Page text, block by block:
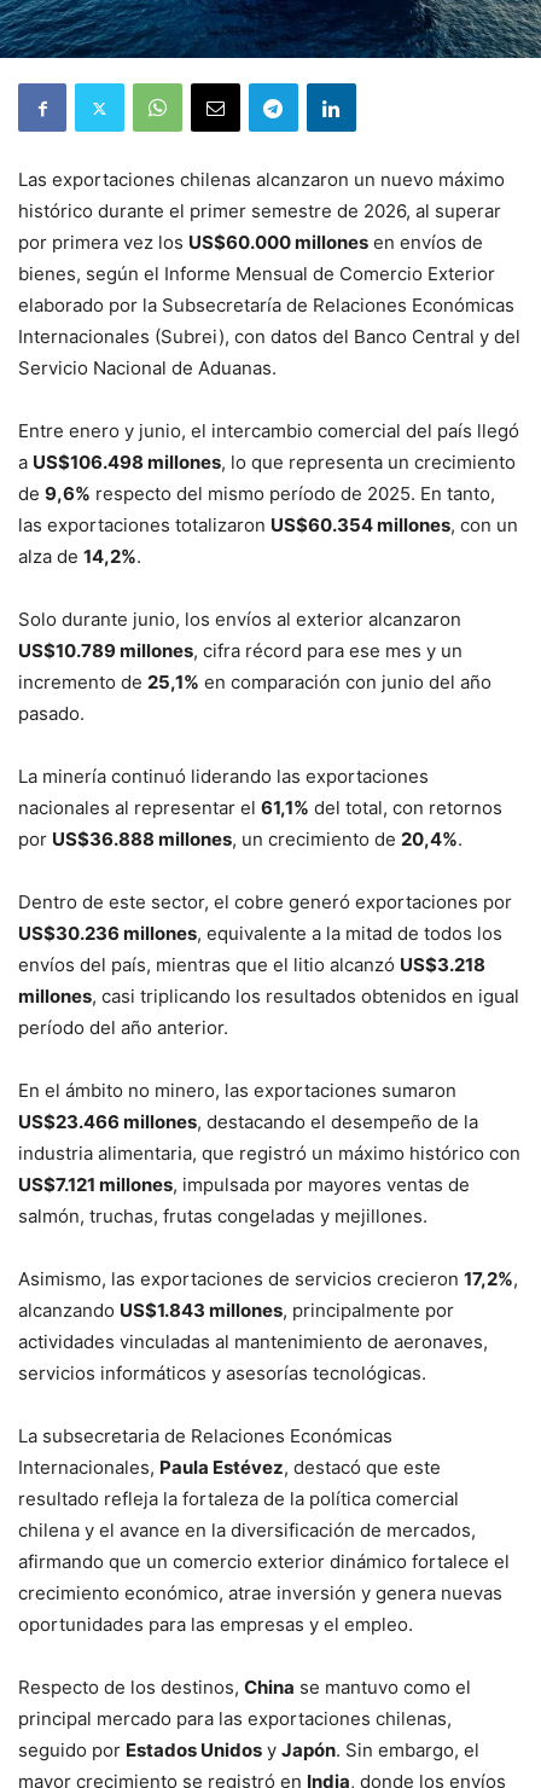
Las exportaciones chilenas alcanzaron un nuevo máximo
histórico durante el primer semestre de 2026, al superar
por primera vez los US$60.000 millones en envíos de
bienes, según el Informe Mensual de Comercio Exterior
elaborado por la Subsecretaría de Relaciones Económicas
Internacionales (Subrei), con datos del Banco Central y del
Servicio Nacional de Aduanas.
Entre enero y junio, el intercambio comercial del país llegó
a US$106.498 millones, lo que representa un crecimiento
de 9,6% respecto del mismo período de 2025. En tanto,
las exportaciones totalizaron US$60.354 millones, con un
alza de 14,2%.
Solo durante junio, los envíos al exterior alcanzaron
US$10.789 millones, cifra récord para ese mes y un
incremento de 25,1% en comparación con junio del año
pasado.
La minería continuó liderando las exportaciones
nacionales al representar el 61,1% del total, con retornos
por US$36.888 millones, un crecimiento de 20,4%.
Dentro de este sector, el cobre generó exportaciones por
US$30.236 millones, equivalente a la mitad de todos los
envíos del país, mientras que el litio alcanzó US$3.218
millones, casi triplicando los resultados obtenidos en igual
período del año anterior.
En el ámbito no minero, las exportaciones sumaron
US$23.466 millones, destacando el desempeño de la
industria alimentaria, que registró un máximo histórico con
US$7.121 millones, impulsada por mayores ventas de
salmón, truchas, frutas congeladas y mejillones.
Asimismo, las exportaciones de servicios crecieron 17,2%,
alcanzando US$1.843 millones, principalmente por
actividades vinculadas al mantenimiento de aeronaves,
servicios informáticos y asesorías tecnológicas.
La subsecretaria de Relaciones Económicas
Internacionales, Paula Estévez, destacó que este
resultado refleja la fortaleza de la política comercial
chilena y el avance en la diversificación de mercados,
afirmando que un comercio exterior dinámico fortalece el
crecimiento económico, atrae inversión y genera nuevas
oportunidades para las empresas y el empleo.
Respecto de los destinos, China se mantuvo como el
principal mercado para las exportaciones chilenas,
seguido por Estados Unidos y Japón. Sin embargo, el
mayor crecimiento se registró en India, donde los envíos